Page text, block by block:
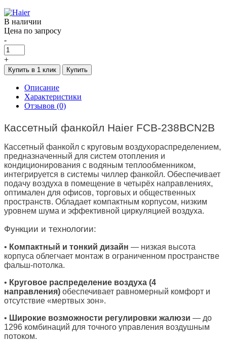
В наличии
Цена по запросу
-
+
Купить в 1 клик Купить
Описание
Характеристики
Отзывов (0)
Кассетный фанкойл Haier FCB-238BCN2B
Кассетный фанкойл с круговым воздухораспределением,
предназначенный для систем отопления и
кондиционирования с водяным теплообменником,
интегрируется в системы чиллер фанкойл. Обеспечивает
подачу воздуха в помещение в четырёх направлениях,
оптимален для офисов, торговых и общественных
пространств. Обладает компактным корпусом, низким
уровнем шума и эффективной циркуляцией воздуха.
Функции и технологии:
• Компактный и тонкий дизайн — низкая высота
корпуса облегчает монтаж в ограниченном пространстве
фальш-потолка.
• Круговое распределение воздуха (4
направления) обеспечивает равномерный комфорт и
отсутствие «мертвых зон».
• Широкие возможности регулировки жалюзи — до
1296 комбинаций для точного управления воздушным
потоком.